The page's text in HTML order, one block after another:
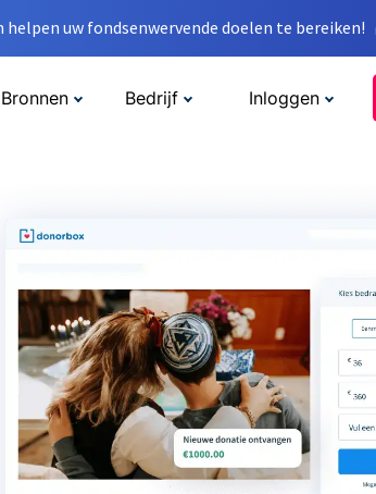
uw fondsenwervende doelen te bereiken!
Bronnen Bedrijf Inloggen